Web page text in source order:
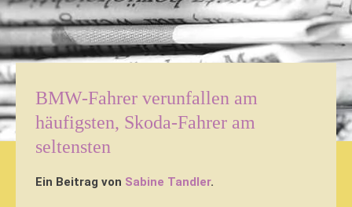
BMW-Fahrer verunfallen am
häufigsten, Skoda-Fahrer am
seltensten
Ein Beitrag von Sabine Tandler.